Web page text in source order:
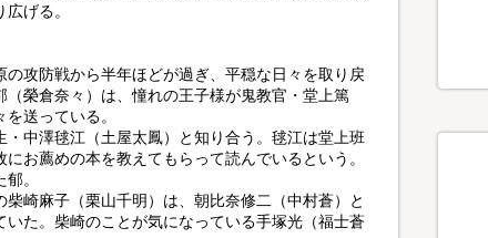
げる。
攻防戦から半年ほどが過ぎ、平穏な日々を取り戻
榮倉奈々）は、憧れの王子様が鬼教官・堂上篤
送っている。
中澤毬江（土屋太鳳）と知り合う。毬江は堂上班
お薦めの本を教えてもらって読んでいるという。
。
崎麻子（栗山千明）は、朝比奈修二（中村蒼）と
た。柴崎のことが気になっている手塚光（福士蒼